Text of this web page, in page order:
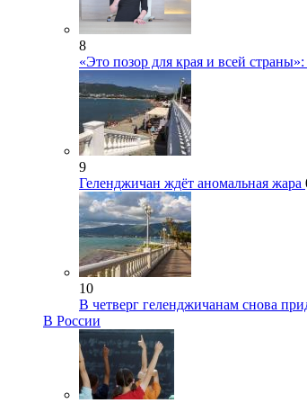
8
«Это позор для края и всей
9
Геленджичан ждёт аномальная жара
10
В четверг геленджичанам снова
В России